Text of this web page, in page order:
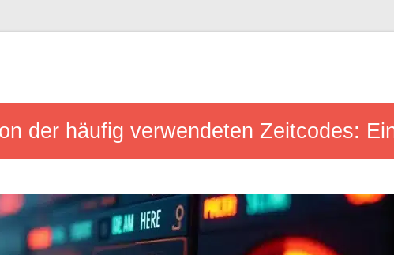
der häufig verwendeten Zeitcodes: